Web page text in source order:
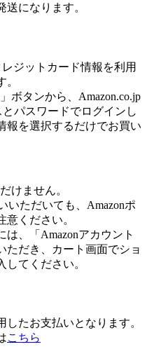
送になります。
ジットカード情報を利用
ボタンから、Amazon.co.jp
パスワードでログインし
報を選択するだけでお買い
けません。
いただいても、Amazonポ
ください。
、「Amazonアカウント
ただき、カート画面でショ
てください。
したお支払いとなります。
こちら